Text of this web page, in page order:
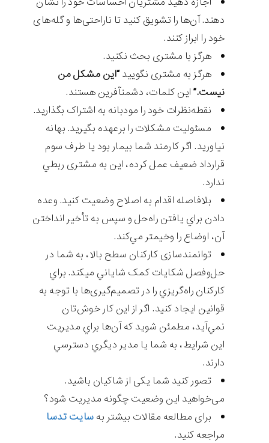
دهند. آن‌ها را تشویق کنيد تا ناراحتی‌ها و گله‌های
خود را ابراز کنند.
هرگز با مشتری بحث نکنيد.
هرگز به مشتری نگویید“اين مشکل من
نیست.” اين کلمات، دشمن‎آفرين هستند.
نقطه‌نظرات خود را مودبانه به اشتراک بگذارید.
مسئولیت مشکلات را برعهده بگيريد. بهانه
نياوريد. اگر کارمند شما بیمار بود یا طرف سوم
قرارداد ضعيف عمل کرده، اين به مشتری ربطي
ندارد.
بلافاصله اقدام به اصلاح وضعیت کنيد. وعده
دادن براي يافتن راه‌حل و سپس به تأخیر انداختن
آن، اوضاع را وخيم‎تر مي‌کند.
توانمندسازی کارکنان سطح بالا، به شما در
حل‌وفصل شکایات کمک شاياني مي‎کند. براي
کارکنان راه‌گريزي را در تصمیم‌گیری‌ها با توجه به
قوانین ايجاد کنيد. اگر از اين کار خوش‌تان
نمي‌آيد، مطمئن شوید که آن‌ها براي مديريت
اين شرايط، به شما يا مدير ديگري دسترسي
دارند.
تصور کنید شما یکی از شاکيان باشيد.
می‌خواهید اين وضعیت چگونه مديريت شود؟
برای مطالعه مقالات بیشتر به سایت تدسا
مراجعه کنید.